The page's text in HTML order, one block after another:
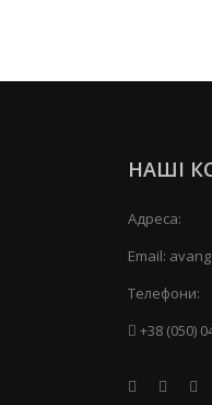
НАШІ
Адреса:
Email:
Телефони:
+38 (050)